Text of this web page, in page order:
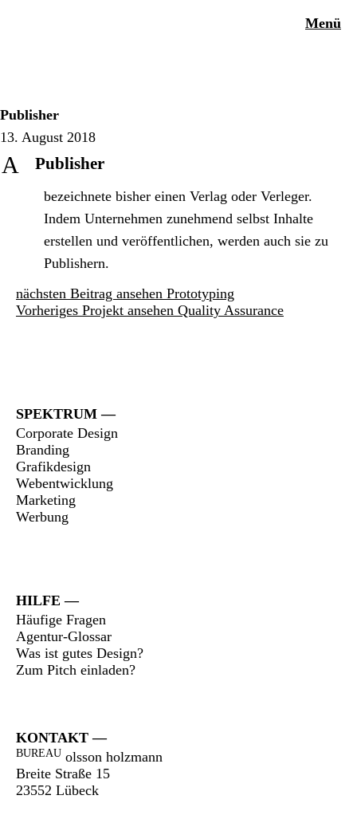
Menü
Publisher
13. August 2018
A Publisher
bezeichnete bisher einen Verlag oder Verleger.
Indem Unternehmen zunehmend selbst Inhalte
erstellen und veröffentlichen, werden auch sie zu
Publishern.
nächsten Beitrag ansehen Prototyping
Vorheriges Projekt ansehen Quality Assurance
SPEKTRUM
Corporate Design
Branding
Grafikdesign
Webentwicklung
Marketing
Werbung
HILFE
Häufige Fragen
Agentur-Glossar
Was ist gutes Design?
Zum Pitch einladen?
KONTAKT
BUREAU olsson holzmann
Breite Straße 15
23552 Lübeck